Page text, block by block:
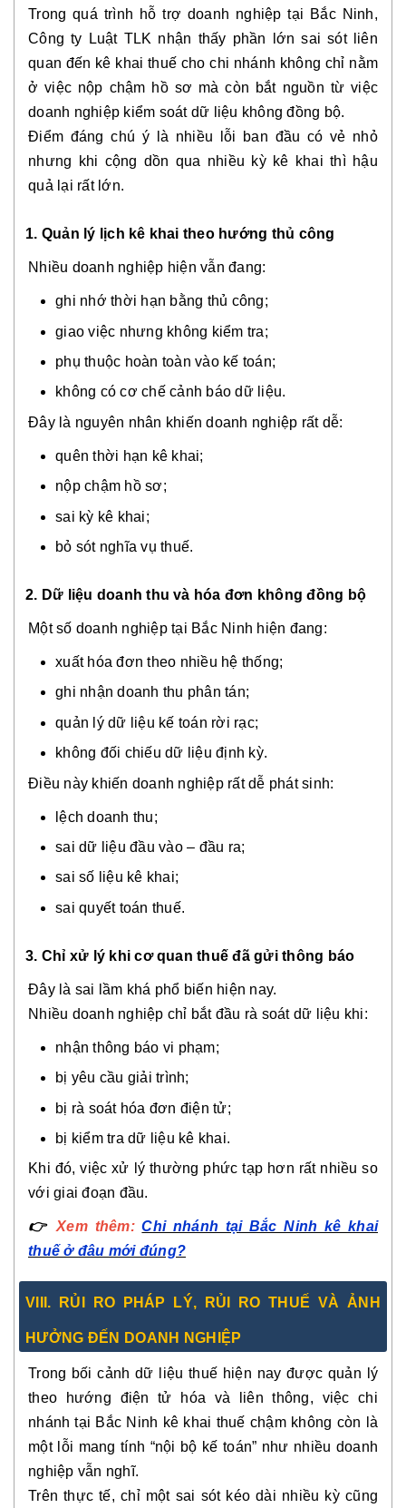
Trong quá trình hỗ trợ doanh nghiệp tại Bắc Ninh,
Công ty Luật TLK nhận thấy phần lớn sai sót liên
quan đến kê khai thuế cho chi nhánh không chỉ nằm
ở việc nộp chậm hồ sơ mà còn bắt nguồn từ việc
doanh nghiệp kiểm soát dữ liệu không đồng bộ.
Điểm đáng chú ý là nhiều lỗi ban đầu có vẻ nhỏ
nhưng khi cộng dồn qua nhiều kỳ kê khai thì hậu
quả lại rất lớn.
1. Quản lý lịch kê khai theo hướng thủ công
Nhiều doanh nghiệp hiện vẫn đang:
ghi nhớ thời hạn bằng thủ công;
giao việc nhưng không kiểm tra;
phụ thuộc hoàn toàn vào kế toán;
không có cơ chế cảnh báo dữ liệu.
Đây là nguyên nhân khiến doanh nghiệp rất dễ:
quên thời hạn kê khai;
nộp chậm hồ sơ;
sai kỳ kê khai;
bỏ sót nghĩa vụ thuế.
2. Dữ liệu doanh thu và hóa đơn không đồng bộ
Một số doanh nghiệp tại Bắc Ninh hiện đang:
xuất hóa đơn theo nhiều hệ thống;
ghi nhận doanh thu phân tán;
quản lý dữ liệu kế toán rời rạc;
không đối chiếu dữ liệu định kỳ.
Điều này khiến doanh nghiệp rất dễ phát sinh:
lệch doanh thu;
sai dữ liệu đầu vào – đầu ra;
sai số liệu kê khai;
sai quyết toán thuế.
3. Chỉ xử lý khi cơ quan thuế đã gửi thông báo
Đây là sai lầm khá phổ biến hiện nay.
Nhiều doanh nghiệp chỉ bắt đầu rà soát dữ liệu khi:
nhận thông báo vi phạm;
bị yêu cầu giải trình;
bị rà soát hóa đơn điện tử;
bị kiểm tra dữ liệu kê khai.
Khi đó, việc xử lý thường phức tạp hơn rất nhiều so
với giai đoạn đầu.
👉Xem thêm:Chi nhánh tại Bắc Ninh kê khai
thuế ở đâu mới đúng?
VIII. RỦI RO PHÁP LÝ, RỦI RO THUẾ VÀ ẢNH
HƯỞNG ĐẾN DOANH NGHIỆP
Trong bối cảnh dữ liệu thuế hiện nay được quản lý
theo hướng điện tử hóa và liên thông, việc chi
nhánh tại Bắc Ninh kê khai thuế chậm không còn là
một lỗi mang tính “nội bộ kế toán” như nhiều doanh
nghiệp vẫn nghĩ.
Trên thực tế, chỉ một sai sót kéo dài nhiều kỳ cũng